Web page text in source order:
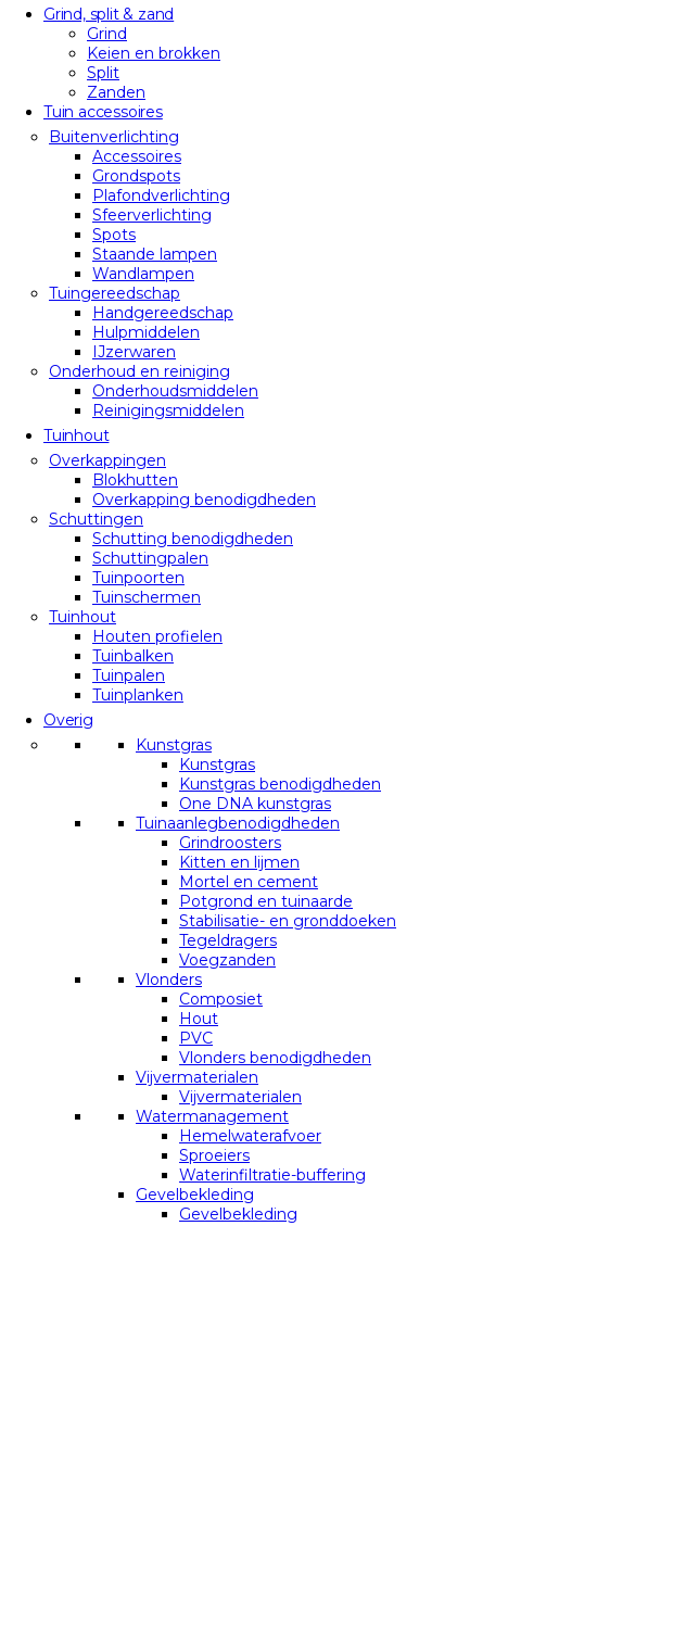
Grind, split & zand
Grind
Keien en brokken
Split
Zanden
Tuin accessoires
Buitenverlichting
Accessoires
Grondspots
Plafondverlichting
Sfeerverlichting
Spots
Staande lampen
Wandlampen
Tuingereedschap
Handgereedschap
Hulpmiddelen
IJzerwaren
Onderhoud en reiniging
Onderhoudsmiddelen
Reinigingsmiddelen
Tuinhout
Overkappingen
Blokhutten
Overkapping benodigdheden
Schuttingen
Schutting benodigdheden
Schuttingpalen
Tuinpoorten
Tuinschermen
Tuinhout
Houten profielen
Tuinbalken
Tuinpalen
Tuinplanken
Overig
Kunstgras
Kunstgras
Kunstgras benodigdheden
One DNA kunstgras
Tuinaanlegbenodigdheden
Grindroosters
Kitten en lijmen
Mortel en cement
Potgrond en tuinaarde
Stabilisatie- en gronddoeken
Tegeldragers
Voegzanden
Vlonders
Composiet
Hout
PVC
Vlonders benodigdheden
Vijvermaterialen
Vijvermaterialen
Watermanagement
Hemelwaterafvoer
Sproeiers
Waterinfiltratie-buffering
Gevelbekleding
Gevelbekleding